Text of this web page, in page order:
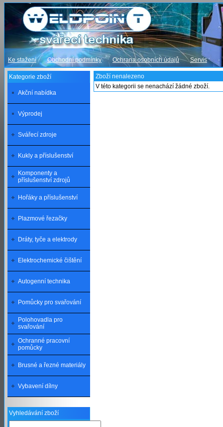
Ke stažení Obchodní podmínky Ochrana osobních údajů Servis
Zboží nenalezeno
V této kategorii se nenachází žádné zboží.
Kategorie zboží
Akční nabídka
Výprodej
Svářecí zdroje
Kukly a příslušenství
Komponenty a
příslušenství zdrojů
Hořáky a příslušenství
Plazmové řezačky
Dráty, tyče a elektrody
Elektrochemické čištění
Autogenní technika
Pomůcky pro svařování
Polohovadla pro
svařování
Ochranné pracovní
pomůcky
Brusné a řezné materiály
Vybavení dílny
Vyhledávání zboží